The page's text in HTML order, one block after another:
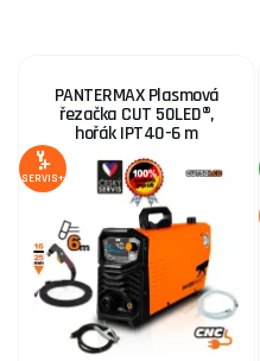
PANTERMAX Plasmová
řezačka CUT 50LED®,
hořák IPT40-6 m
SERVIS+